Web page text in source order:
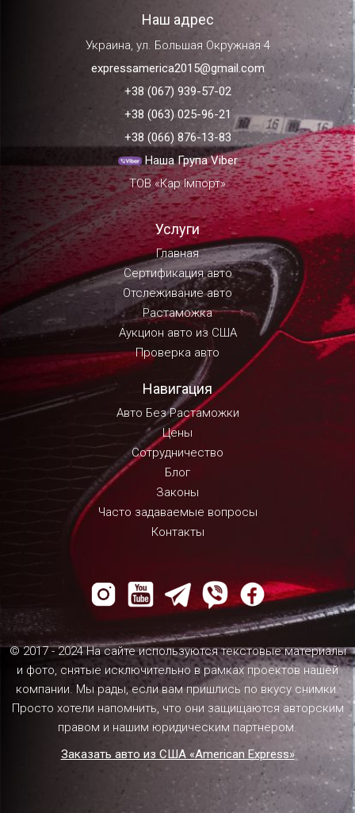
Наш адрес
Украина, ул. Большая Окружная 4
expressamerica2015@gmail.com
+38 (067) 939-57-02
+38 (063) 025-96-21
+38 (066) 876-13-83
Наша Група Viber
ТОВ «Кар Імпорт»
Услуги
Главная
Сертификация авто
Отслеживание авто
Растаможка
Аукцион авто из США
Проверка авто
Навигация
Авто Без Растаможки
Цены
Сотрудничество
Блог
Законы
Часто задаваемые вопросы
Контакты
© 2017 - 2024 На сайте используются текстовые материалы
и фото, снятые исключительно в рамках проектов нашей
компании. Мы рады, если вам пришлись по вкусу снимки.
Просто хотели напомнить, что они защищаются авторским
правом и нашим юридическим партнером.
Заказать авто из США «American Express»